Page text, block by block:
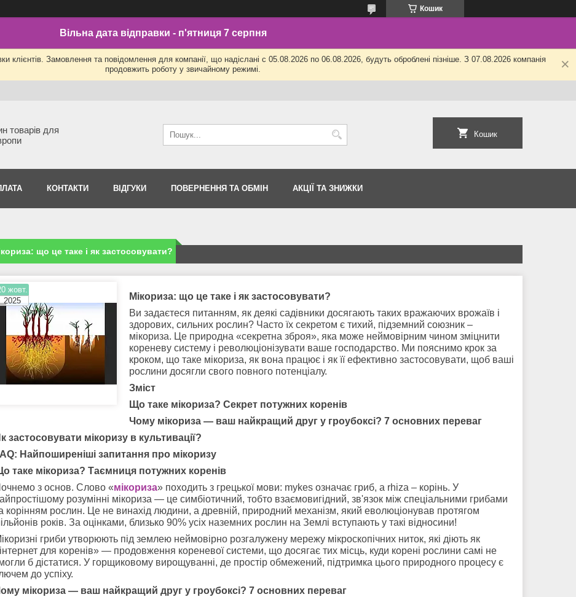
Кошик
Вільна дата відправки - п'ятниця 7 серпня
клієнтів. Замовлення та повідомлення для компанії, що надіслані с 05.08.2026 по 06.08.2026, будуть оброблені пізніше. З 07.08.2026 компанія
продовжить роботу у звичайному режимі.
товарів для
Кошик
КОНТАКТИ ВІДГУКИ ПОВЕРНЕННЯ ТА ОБМІН АКЦІЇ ТА ЗНИЖКИ
що це таке і як застосовувати?
жовт.
2025
Мікориза: що це таке і як застосовувати?
Ви задаєтеся питанням, як деякі садівники досягають таких вражаючих врожаїв і
здорових, сильних рослин? Часто їх секретом є тихий, підземний союзник –
мікориза. Це природна «секретна зброя», яка може неймовірним чином зміцнити
кореневу систему і революціонізувати ваше господарство. Ми пояснимо крок за
кроком, що таке мікориза, як вона працює і як її ефективно застосовувати, щоб ваші
рослини досягли свого повного потенціалу.
Зміст
Що таке мікориза? Секрет потужних коренів
Чому мікориза — ваш найкращий друг у гроубоксі? 7 основних переваг
застосовувати мікоризу в культивації?
Найпоширеніші запитання про мікоризу
таке мікориза? Таємниця потужних коренів
з основ. Слово «мікориза» походить з грецької мови: mykes означає гриб, а rhiza – корінь. У
розумінні мікориза — це симбіотичний, тобто взаємовигідний, зв'язок між спеціальними грибами
корінням рослин. Це не винахід людини, а древній, природний механізм, який еволюціонував протягом
років. За оцінками, близько 90% усіх наземних рослин на Землі вступають у такі відносини!
гриби утворюють під землею неймовірно розгалужену мережу мікроскопічних ниток, які діють як
для коренів» — продовження кореневої системи, що досягає тих місць, куди корені рослини самі не
б дістатися. У горщиковому вирощуванні, де простір обмежений, підтримка цього природного процесу є
до успіху.
мікориза — ваш найкращий друг у гроубоксі? 7 основних переваг